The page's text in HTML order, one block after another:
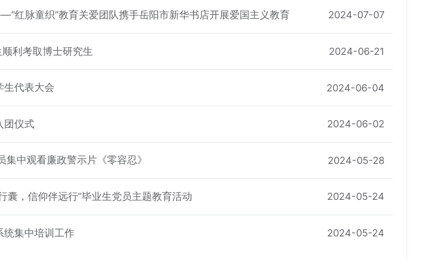
红脉童织”教育关爱团队携手岳阳市新华书店开展爱国主义教育 2024-07-07
利考取博士研究生 2024-06-21
生代表大会 2024-06-04
团仪式 2024-06-02
中观看廉政警示片《零容忍》 2024-05-28
囊，信仰伴远行”毕业生党员主题教育活动 2024-05-24
统集中培训工作 2024-05-24